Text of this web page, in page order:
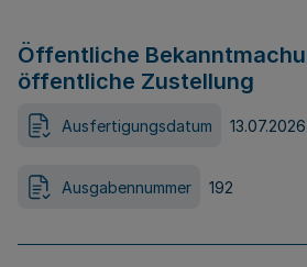
Öffentliche
öffentliche Zustellung
Ausfertigungsdatum 13.07.2026
Ausgabennummer 192